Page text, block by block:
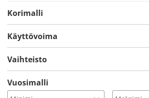
Korimalli
Käyttövoima
Vaihteisto
Vuosimalli